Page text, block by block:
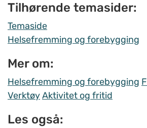
Tilhørende temasider:
Temaside
Helsefremming og forebygging
Mer om:
Helsefremming og forebygging
VerktøyAktivitet og fritid
Les også: